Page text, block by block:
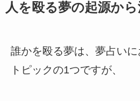
人を殴る夢の起源か
誰かを殴る夢は、夢占い
トピックの1つですが、